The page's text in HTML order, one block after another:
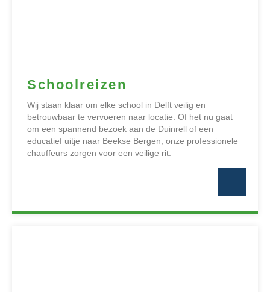
Schoolreizen
Wij staan klaar om elke school in Delft veilig en
betrouwbaar te vervoeren naar locatie. Of het nu gaat
om een spannend bezoek aan de Duinrell of een
educatief uitje naar Beekse Bergen, onze professionele
chauffeurs zorgen voor een veilige rit.